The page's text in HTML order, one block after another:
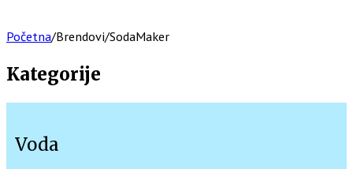
Početna/Brendovi/SodaMaker
Kategorije
Voda